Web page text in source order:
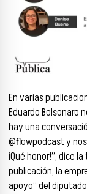
En varias
Eduardo Bolsonaro
hay una
@flowpodcast y
¡Qué honor!”, dice
publicación, la
apoyo” del